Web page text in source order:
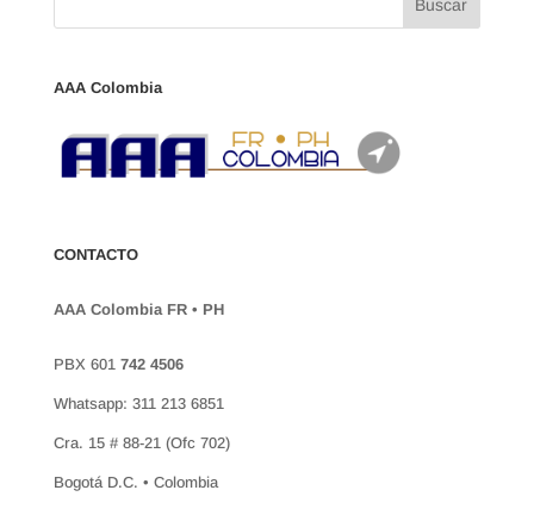
AAA Colombia
CONTACTO
AAA Colombia FR • PH
PBX 601 742 4506
Whatsapp: 311 213 6851
Cra. 15 # 88-21 (Ofc 702)
Bogotá D.C. • Colombia